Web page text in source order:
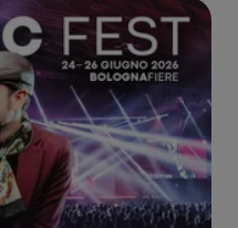
live anche su palchi
l’album di esordio
(Warner Music
del disco, salgono a
Festival, uno dei
italiani dedicati alla
successo di
TOUR